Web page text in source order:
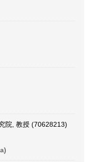
院, 教授 (70628213)